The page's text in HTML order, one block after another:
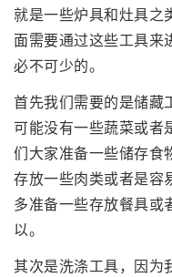
就是一些炉具和灶具之
面需要通过这些工具来
必不可少的。
首先我们需要的是储藏
可能没有一些蔬菜或者
们大家准备一些储存食
存放一些肉类或者是容
多准备一些存放餐具或
以。
其次是洗涤工具，因为